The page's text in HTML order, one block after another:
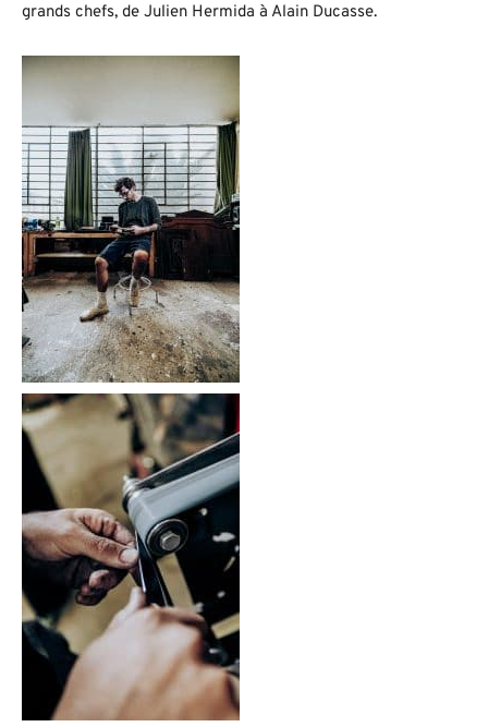
grands chefs, de Julien Hermida à Alain Ducasse.